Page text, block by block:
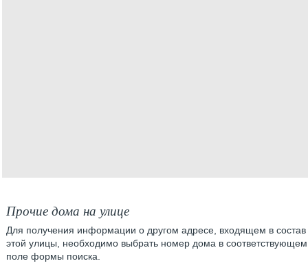
Прочие дома на улице
Для получения информации о другом адресе, входящем в состав
этой улицы, необходимо выбрать номер дома в соответствующем
поле формы поиска.